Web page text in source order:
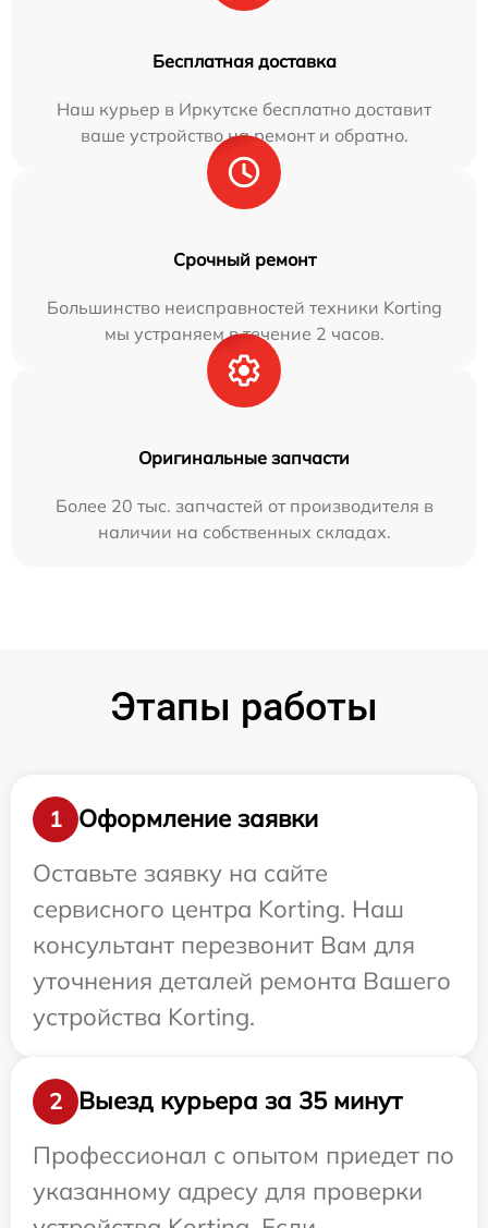
Бесплатная доставка
Наш курьер в Иркутске бесплатно доставит
ваше устройство на ремонт и обратно.
Срочный ремонт
Большинство неисправностей техники Korting
мы устраняем в течение 2 часов.
Оригинальные запчасти
Более 20 тыс. запчастей от производителя в
наличии на собственных складах.
Этапы работы
1
Оформление заявки
Оставьте заявку на сайте
сервисного центра Korting. Наш
консультант перезвонит Вам для
уточнения деталей ремонта Вашего
устройства Korting.
2
Выезд курьера за 35 минут
Профессионал с опытом приедет по
указанному адресу для проверки